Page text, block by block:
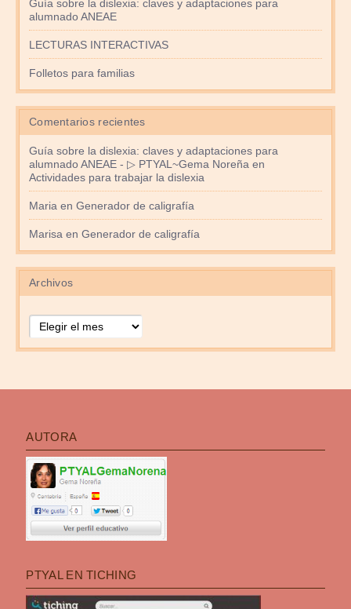
Guía sobre la dislexia: claves y adaptaciones para
alumnado ANEAE
LECTURAS INTERACTIVAS
Folletos para familias
Comentarios recientes
Guía sobre la dislexia: claves y adaptaciones para
alumnado ANEAE - ▷ PTYAL~Gema Noreña en
Actividades para trabajar la dislexia
Maria en Generador de caligrafía
Marisa en Generador de caligrafía
Archivos
AUTORA
PTYAL EN TICHING